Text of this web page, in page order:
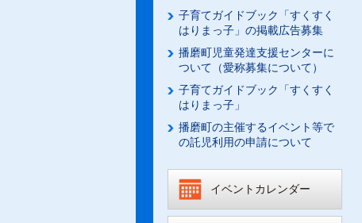
子育てガイドブック「すくすく
はりまっ子」の掲載広告募集
播磨町児童発達支援センターに
ついて（愛称募集について）
子育てガイドブック「すくすく
はりまっ子」
播磨町の主催するイベント等で
の託児利用の申請について
イベントカレンダー